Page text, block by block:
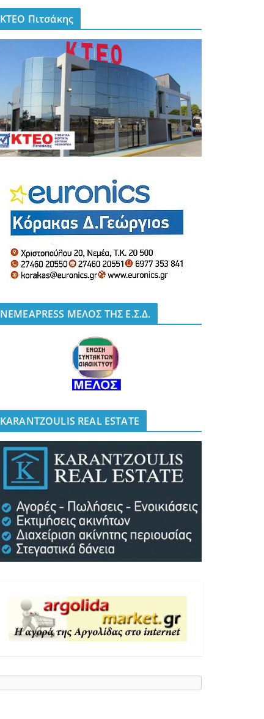
ΚΤΕΟ Πιτσάκης
NEMEAPRESS ΜΕΛΟΣ ΤΗΣ Ε.Σ.Δ.
KARANTZOULIS REAL ESTATE